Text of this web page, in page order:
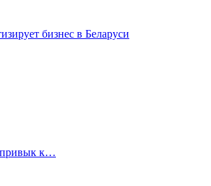
бизнес в Беларуси
привык к…